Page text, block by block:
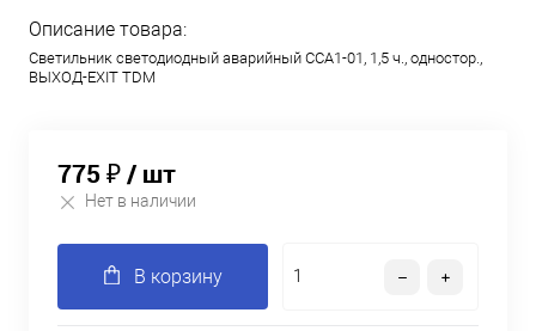
Описание товара:
Светильник светодиодный аварийный ССА1-01, 1,5 ч., одностор.,
ВЫХОД-EXIT TDM
775 ₽/ шт
Нет в наличии
В корзину